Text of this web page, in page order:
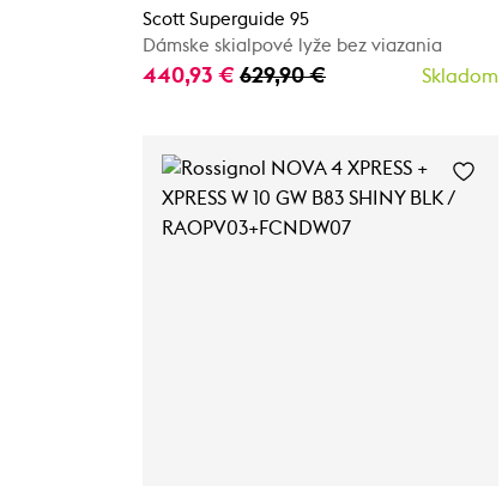
Scott Superguide 95
Dámske skialpové lyže bez viazania
440,93 € 629,90 € Skladom